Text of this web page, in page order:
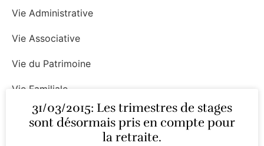
Vie Administrative
Vie Associative
Vie du Patrimoine
Vie Familiale
Vie Professionnelle
31/03/2015: Les trimestres de stages
sont désormais pris en compte pour
la retraite.